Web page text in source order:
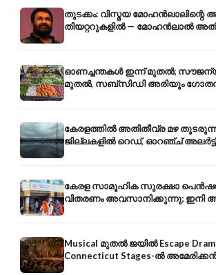
തുടക്കം: വിസ്മയ മോഹൻലാലിന്റെ
തിയറ്ററുകളിൽ — മോഹൻലാൽ
ഓണച്ചന്തകൾ ഇന്ന് മുതൽ; സൗജന്യ
മുതൽ, സബ്സിഡി അരിയും
വിലക്കയറ്റത്തിന് കടിഞ്ഞാൺ
കേരളത്തിൽ അതിതീവ്ര മഴ
ജില്ലകളിൽ റെഡ്, ഓറഞ്ച്
ക്യാമ്പുകളിൽ
കേരള സാമൂഹിക സുരക്ഷാ പെൻഷൻ:
വിതരണം അവസാനിക്കുന്നു; ഇനി
അക്കൗണ്ടിൽ നേരിട്ട്
Musical മുതൽ ജയിൽ Escape
Connecticut Stages-ൽ
ന്റെ 250-ആം വാർഷികം